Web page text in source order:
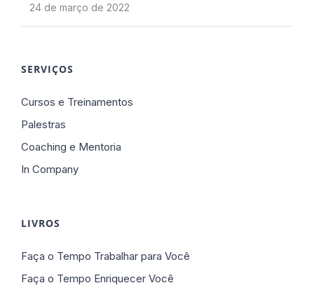
24 de março de 2022
SERVIÇOS
Cursos e Treinamentos
Palestras
Coaching e Mentoria
In Company
LIVROS
Faça o Tempo Trabalhar para Você
Faça o Tempo Enriquecer Você